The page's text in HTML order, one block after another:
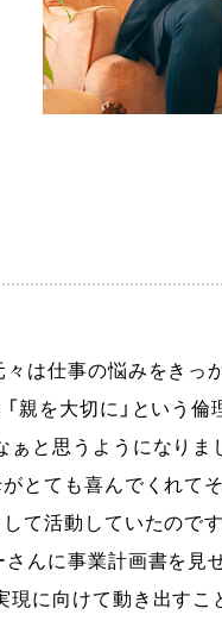
は仕事の悩みをきっ
親を大切に」という
と思うようになり
とても喜んでくれて
て活動していたので
んに事業計画書を見
に向けて動き出すこ